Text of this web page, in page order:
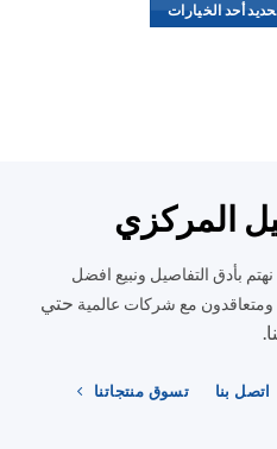
أحد الخيارات
المنتج.
يمكن
الخيارات
على
المركزي
بأدق التفاصيل ونبيع افضل
ومتعاقدون مع شركات عالمية حتي
اتصل بنا تسوق منتجاتنا